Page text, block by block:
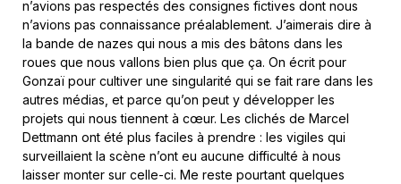
n’avions pas respectés des consignes fictives dont nous
n’avions pas connaissance préalablement. J’aimerais dire à
la bande de nazes qui nous a mis des bâtons dans les
roues que nous vallons bien plus que ça. On écrit pour
Gonzaï pour cultiver une singularité qui se fait rare dans les
autres médias, et parce qu’on peut y développer les
projets qui nous tiennent à cœur. Les clichés de Marcel
Dettmann ont été plus faciles à prendre : les vigiles qui
surveillaient la scène n’ont eu aucune difficulté à nous
laisser monter sur celle-ci. Me reste pourtant quelques